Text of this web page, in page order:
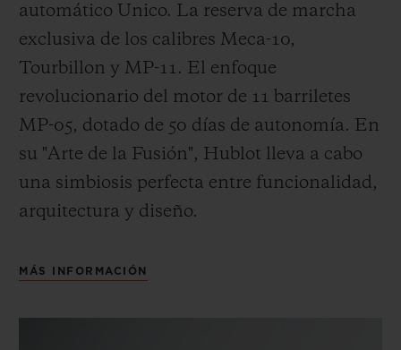
automático Unico. La reserva de marcha
exclusiva de los calibres Meca-10,
Tourbillon y MP-11. El enfoque
revolucionario del motor de 11 barriletes
MP-05, dotado de 50 días de autonomía. En
su "Arte de la Fusión", Hublot lleva a cabo
una simbiosis perfecta entre funcionalidad,
arquitectura y diseño.
MÁS INFORMACIÓN